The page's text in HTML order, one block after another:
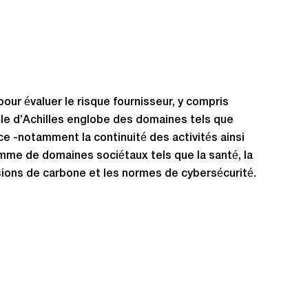
évaluer le risque fournisseur, y compris
d’Achilles englobe des domaines tels que
-notamment la continuité des activités ainsi
de domaines sociétaux tels que la santé, la
de carbone et les normes de cybersécurité.